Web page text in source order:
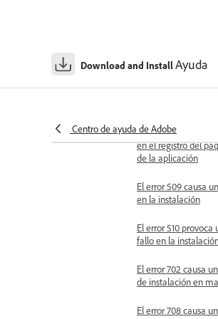
Download and InstallAyuda
Centro de ayuda de Adobe
la directiva de
El error 507
El error 508 causa un
en el registro del
de la aplicación
El error 509 causa
en la instalación
El error 510 provoca
fallo en la
El error 702 causa
de instalación en
El error 708 causa